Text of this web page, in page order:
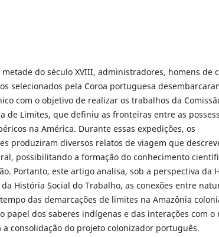
do século XVIII, administradores, homens de
selecionados pela Coroa portuguesa
com o objetivo de realizar os trabalhos da
de Limites, que definiu as fronteiras entre as
na América. Durante essas expedições, os
produziram diversos relatos de viagem que
possibilitando a formação do conhecimento
Portanto, este artigo analisa, sob a perspectiva da
História Social do Trabalho, as conexões entre
das demarcações de limites na Amazônia
papel dos saberes indígenas e das interações com o
consolidação do projeto colonizador português.